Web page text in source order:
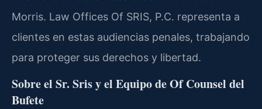
Morris. Law Offices Of SRIS, P.C. representa a
clientes en estas audiencias penales, trabajando
para proteger sus derechos y libertad.
Sobre el Sr. Sris y el Equipo de Of Counsel del
Bufete